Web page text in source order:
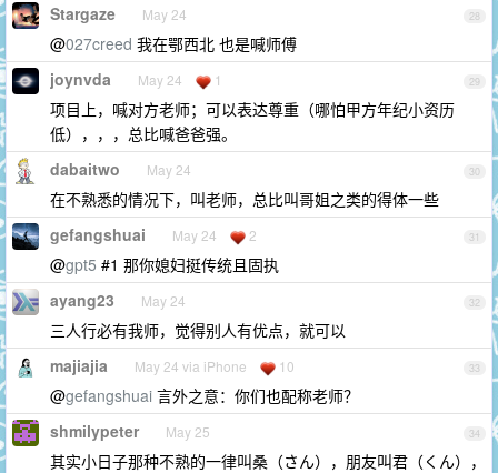
28
Stargaze May 24
@027creed 我在鄂西北 也是喊师傅
29
joynvda May 24 1
项目上，喊对方老师；可以表达尊重（哪怕甲方年纪小资历
低），，，总比喊爸爸强。
30
dabaitwo May 24
在不熟悉的情况下，叫老师，总比叫哥姐之类的得体一些
31
gefangshuai May 24 2
@gpt5 #1 那你媳妇挺传统且固执
32
ayang23 May 24
三人行必有我师，觉得别人有优点，就可以
33
majiajia May 24 via iPhone 10
@gefangshuai 言外之意：你们也配称老师？
34
shmilypeter May 25
其实小日子那种不熟的一律叫桑（さん‌），朋友叫君（くん），